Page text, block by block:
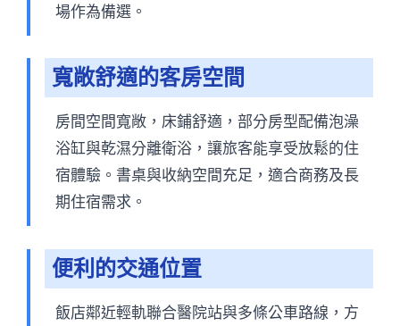
場作為備選。
寬敞舒適的客房空間
房間空間寬敞，床鋪舒適，部分房型配備泡澡
浴缸與乾濕分離衛浴，讓旅客能享受放鬆的住
宿體驗。書桌與收納空間充足，適合商務及長
期住宿需求。
便利的交通位置
飯店鄰近輕軌聯合醫院站與多條公車路線，方